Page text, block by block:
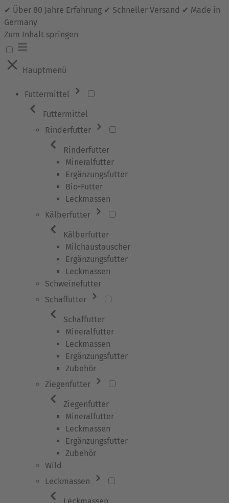
✔ Über 80 Jahre Erfahrung ✔ Schneller Versand ✔ Made in
Germany
Zum Inhalt springen
Hauptmenü
Futtermittel
Futtermittel
Rinderfutter
Rinderfutter
Mineralfutter
Ergänzungsfutter
Bio-Futter
Leckmassen
Kälberfutter
Kälberfutter
Milchaustauscher
Ergänzungsfutter
Leckmassen
Schweinefutter
Schaffutter
Schaffutter
Mineralfutter
Leckmassen
Ergänzungsfutter
Zubehör
Ziegenfutter
Ziegenfutter
Mineralfutter
Leckmassen
Ergänzungsfutter
Zubehör
Wild
Leckmassen